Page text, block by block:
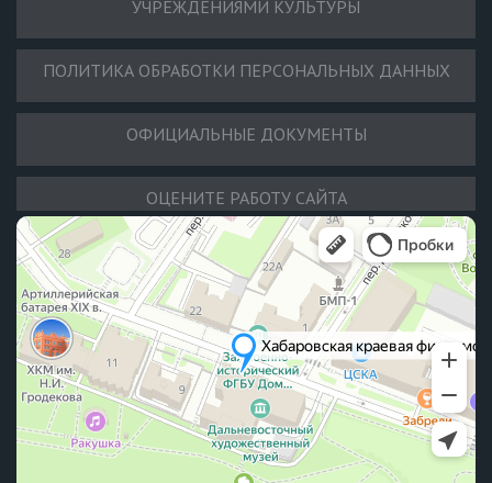
УЧРЕЖДЕНИЯМИ КУЛЬТУРЫ
ПОЛИТИКА ОБРАБОТКИ ПЕРСОНАЛЬНЫХ ДАННЫХ
ОФИЦИАЛЬНЫЕ ДОКУМЕНТЫ
ОЦЕНИТЕ РАБОТУ САЙТА